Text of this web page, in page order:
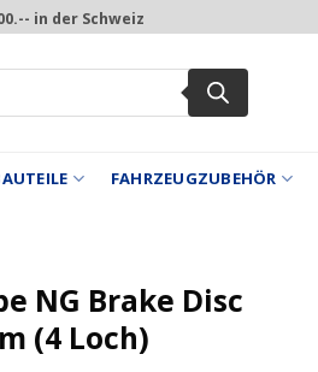
in der Schweiz
FAHRZEUGZUBEHÖR
NG Brake Disc
(4 Loch)